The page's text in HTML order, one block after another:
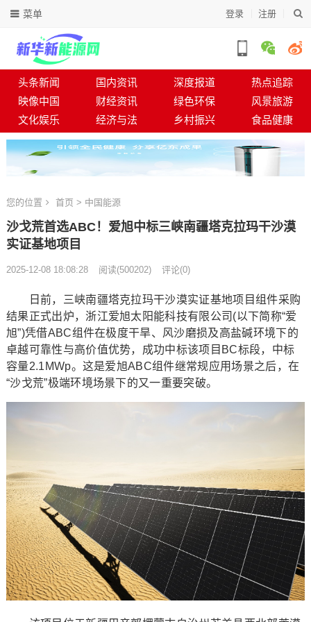
登录 注册
菜单
头条新闻 国内资讯 深度报道
热点追踪
映像中国
财经资讯 绿色环保
风景旅游
文化娱乐
经济与法 乡村振兴 食品健康
您的位置 首页 > 中国能源
沙戈荒首选ABC！爱旭中标三峡南疆塔克拉玛干沙漠
实证基地项目
2025-12-08 18:08:28 阅读(500202) 评论(0)
日前，三峡南疆塔克拉玛干沙漠实证基地项目组件采购
结果正式出炉，浙江爱旭太阳能科技有限公司(以下简称“爱
旭”)凭借ABC组件在极度干旱、风沙磨损及高盐碱环境下的
卓越可靠性与高价值优势，成功中标该项目BC标段，中标
容量2.1MWp。这是爱旭ABC组件继常规应用场景之后，在
“沙戈荒”极端环境场景下的又一重要突破。